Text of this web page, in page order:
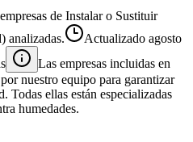
de Instalar o Sustituir
analizadas.
Actualizado agosto
Las empresas incluidas en
nuestro equipo para garantizar
Todas ellas están especializadas
humedades.